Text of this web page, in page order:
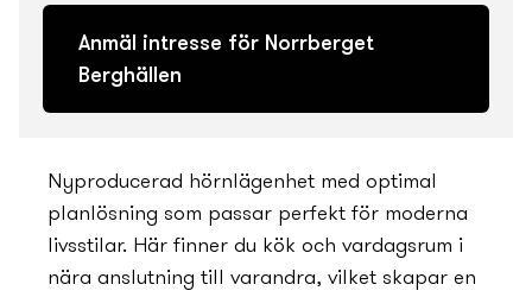
Anmäl intresse för Norrberget
Berghällen
Ny­producerad hörnlägenhet med optimal
planlösning som passar perfekt för moderna
livsstilar. Här finner du kök och vardagsrum i
nära anslutning till varandra, vilket skapar en